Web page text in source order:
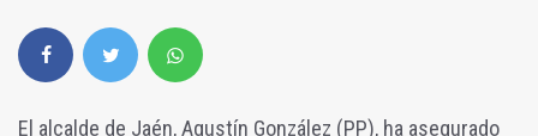
El alcalde de Jaén, Agustín González (PP), ha asegurado